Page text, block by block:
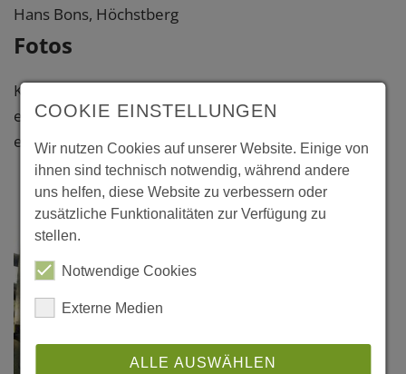
Hans Bons, Höchstberg
Fotos
Klicken Sie bitte auf das Foto, um
eine vergrößerte Darstellung zu
erhalten.
COOKIE EINSTELLUNGEN
Wir nutzen Cookies auf unserer Website. Einige von
ihnen sind technisch notwendig, während andere
uns helfen, diese Website zu verbessern oder
zusätzliche Funktionalitäten zur Verfügung zu
stellen.
Notwendige Cookies
Externe Medien
ALLE AUSWÄHLEN